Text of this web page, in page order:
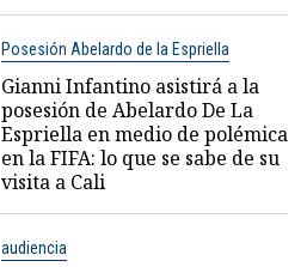
Posesión Abelardo de la Espriella
Gianni Infantino asistirá a la
posesión de Abelardo De La
Espriella en medio de polémica
en la FIFA: lo que se sabe de su
visita a Cali
audiencia